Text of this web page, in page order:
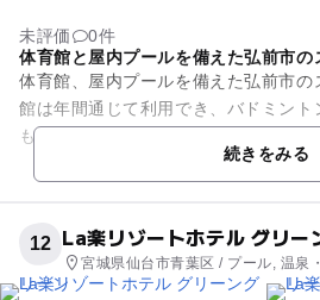
未評価
0件
体育館と屋内プールを備えた弘前市の
体育館、屋内プールを備えた弘前市
館は年間通じて利用でき、バドミント
もちろん、柔剣道もできるトレーニ
続きをみる
12 La楽リゾートホテル グリー
宮城県仙台市青葉区 / プール, 温泉